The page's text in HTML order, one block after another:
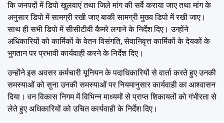
कि जनपदों में डिपो खुलवाएं तथा जिले मांग की सर्वे कराया जाए तथा मांग के
अनुसार डिपो में सामग्री रखी जाए बाकी सामग्री मुख्य डिपो में रखी जाए।
साथ ही सभी डिपो में सीसीटीवी कैमरे लगाने के निर्देश दिए। उन्होंने
अधिकारियों को कार्मिकों के वेतन विसंगति, सेवानिवृत्त कार्मिकों के देयकों के
भुगतान पर प्रभावी कार्यवाही करने के निर्देश दिए।
उन्होंने इस अवसर कर्मचारी यूनियन के पदाधिकारियों से वार्ता करते हुए उनकी
समस्याओं को सुना उनकी समस्याओं पर नियमानुसार कार्यवाही का आश्वासन
दिया। वन विकास निगम में विभिन्न माध्यमों से प्राप्त शिकायतों को गंभीरता से
लेते हुए अधिकारियों को उचित कार्यवाही के निर्देश दिए।